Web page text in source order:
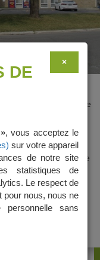
mois à 3 ans. Il compte
au 30 septembre.
en petite
petits dans une
santé, la sécurité et le
×
DE
, vous acceptez le
sur votre appareil
de notre site
statistiques de
Le respect de
pour nous, nous ne
personnelle sans